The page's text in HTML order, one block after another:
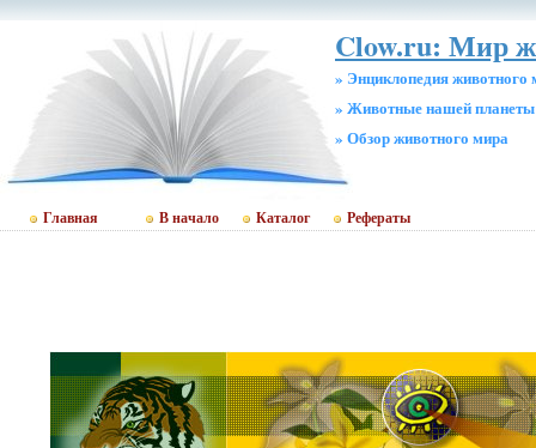
Clow.ru: Мир
» Энциклопедия животного
» Животные нашей планеты
» Обзор животного мира
Главная В начало Каталог Рефераты